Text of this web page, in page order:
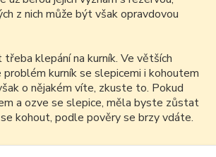
z nich může být však opravdovou
klepání na kurník. Ve větších
kurník se slepicemi i kohoutem
o nějakém víte, zkuste to. Pokud
a ozve se slepice, měla byste zůstat
kohout, podle pověry se brzy vdáte.